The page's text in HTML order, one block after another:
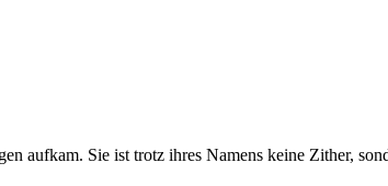
aufkam. Sie ist trotz ihres Namens keine Zither,